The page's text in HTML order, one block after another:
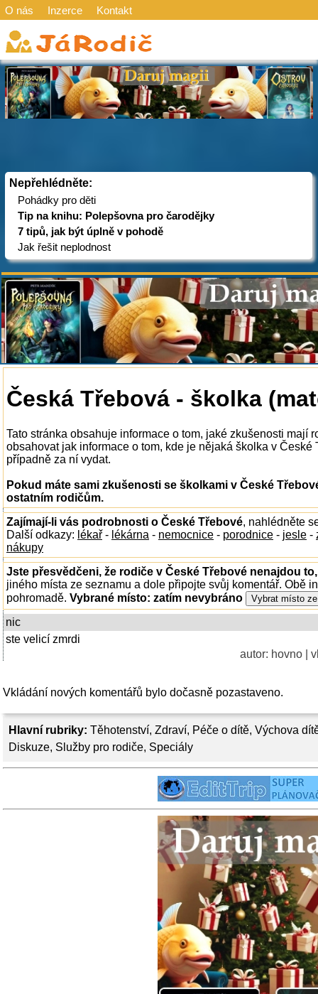
O nás Inzerce Kontakt
Nepřehlédněte:
Pohádky pro děti
Tip na knihu: Polepšovna pro čarodějky
7 tipů, jak být úplně v pohodě
Jak řešit neplodnost
Hlavní rubriky: Těhotenství, Zdraví, Péče o dítě, Výchova
Diskuze, Služby pro rodiče, Speciály
Česká Třebová - školka
Tato stránka obsahuje informace o tom, jaké zkušenosti mají
obsahovat jak informace o tom, kde je nějaká školka v České
případně za ní vydat.
Pokud máte sami zkušenosti se školkami v České
ostatním rodičům.
Zajímají-li vás podrobnosti o České Třebové, nahlédněte
Další odkazy: lékař - lékárna - nemocnice - porodnice - jesle -
nákupy
Jste přesvědčeni, že rodiče v České Třebové nenajdou
jiného místa ze seznamu a dole připojte svůj komentář. Obě
pohromadě. Vybrané místo: zatím nevybráno
nic
ste velicí zmrdi
autor: hovno |
Vkládání nových komentářů bylo dočasně pozastaveno.